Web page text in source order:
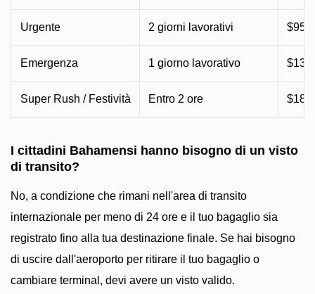
Urgente 2 giorni lavorativi
Emergenza 1 giorno lavorativo
Super Rush / Festività Entro 2 ore
I cittadini Bahamensi hanno bisogno di un visto
di transito?
No, a condizione che rimani nell'area di transito
internazionale per meno di 24 ore e il tuo bagaglio sia
registrato fino alla tua destinazione finale. Se hai bisogno
di uscire dall'aeroporto per ritirare il tuo bagaglio o
cambiare terminal, devi avere un visto valido.